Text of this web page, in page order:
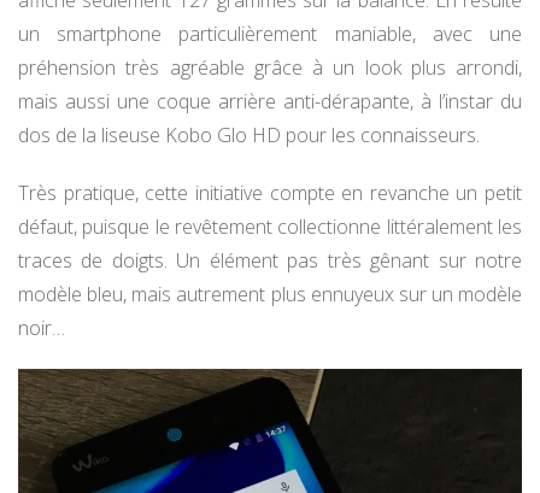
un smartphone particulièrement maniable, avec une
préhension très agréable grâce à un look plus arrondi,
mais aussi une coque arrière anti-dérapante, à l’instar du
dos de la liseuse Kobo Glo HD pour les connaisseurs.
Très pratique, cette initiative compte en revanche un petit
défaut, puisque le revêtement collectionne littéralement les
traces de doigts. Un élément pas très gênant sur notre
modèle bleu, mais autrement plus ennuyeux sur un modèle
noir…